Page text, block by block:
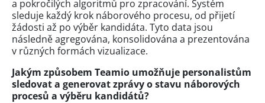
a pokročilých algoritmů pro zpracování. Systém
sleduje každý krok náborového procesu, od přijetí
žádosti až po výběr kandidáta. Tyto data jsou
následně agregována, konsolidována a prezentována
v různých formách vizualizace.
Jakým způsobem Teamio umožňuje personalistům
sledovat a generovat zprávy o stavu náborových
procesů a výběru kandidátů?